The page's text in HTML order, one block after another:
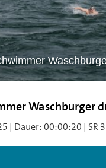
Waschburger
| Dauer: 00:00:20 | SR 3